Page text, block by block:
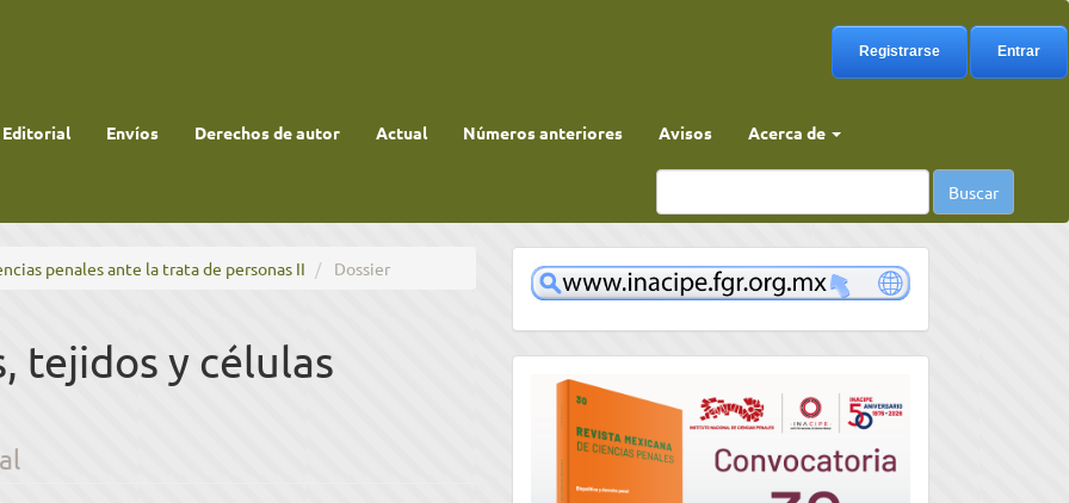
Registrarse Entrar
Envíos Derechos de autor Actual Números anteriores Avisos Acerca de
Buscar
penales ante la trata de personas II Dossier
tejidos y células
www
convocatoria